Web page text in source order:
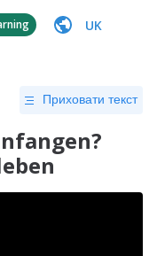
UK
Приховати текст